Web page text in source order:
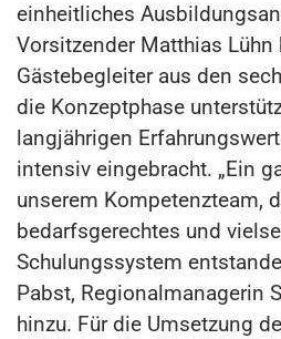
einheitliches
Vorsitzender Matthias Lühn
Gästebegleiter aus den
die Konzeptphase
langjährigen
intensiv eingebracht. „Ein
unserem Kompetenzteam,
bedarfsgerechtes und
Schulungssystem
Pabst, Regionalmanagerin
hinzu. Für die Umsetzung